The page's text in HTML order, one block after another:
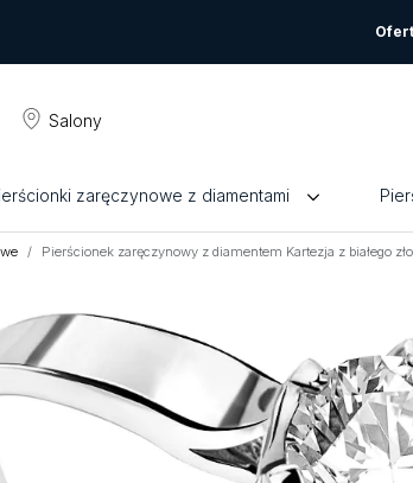
Salony
zaręczynowe z diamentami
Pierścionek zaręczynowy z diamentem Kartezja z białego